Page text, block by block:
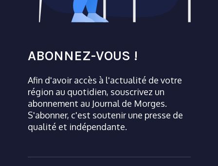
ABONNEZ-VOUS !
Afin d'avoir accès à l'actualité de votre
région au quotidien, souscrivez un
abonnement au Journal de Morges.
S'abonner, c'est soutenir une presse de
qualité et indépendante.